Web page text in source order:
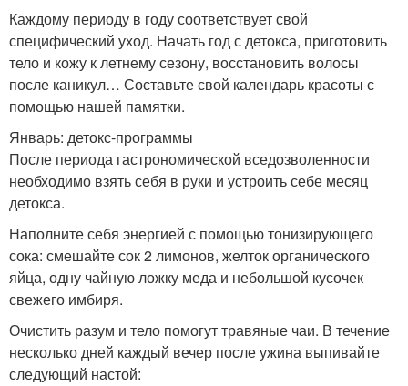
Каждому периоду в году соответствует свой
специфический уход. Начать год с детокса, приготовить
тело и кожу к летнему сезону, восстановить волосы
после каникул… Составьте свой календарь красоты с
помощью нашей памятки.
Январь: детокс-программы
После периода гастрономической вседозволенности
необходимо взять себя в руки и устроить себе месяц
детокса.
Наполните себя энергией с помощью тонизирующего
сока: смешайте сок 2 лимонов, желток органического
яйца, одну чайную ложку меда и небольшой кусочек
свежего имбиря.
Очистить разум и тело помогут травяные чаи. В течение
несколько дней каждый вечер после ужина выпивайте
следующий настой: